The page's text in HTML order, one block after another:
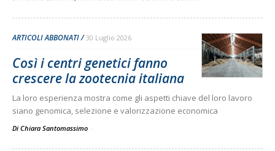
ARTICOLI ABBONATI 30 Luglio 2026
Così i centri genetici fanno
crescere la zootecnia italiana
La loro esperienza mostra come gli aspetti chiave del loro lavoro
siano genomica, selezione e valorizzazione economica
Di Chiara Santomassimo -